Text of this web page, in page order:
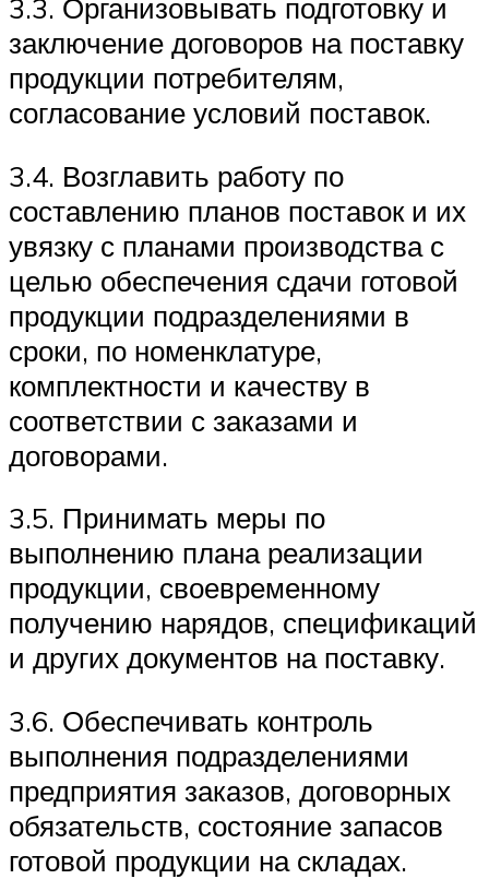
3.3. Организовывать подготовку и
заключение договоров на поставку
продукции потребителям,
согласование условий поставок.
3.4. Возглавить работу по
составлению планов поставок и их
увязку с планами производства с
целью обеспечения сдачи готовой
продукции подразделениями в
сроки, по номенклатуре,
комплектности и качеству в
соответствии с заказами и
договорами.
3.5. Принимать меры по
выполнению плана реализации
продукции, своевременному
получению нарядов, спецификаций
и других документов на поставку.
3.6. Обеспечивать контроль
выполнения подразделениями
предприятия заказов, договорных
обязательств, состояние запасов
готовой продукции на складах.